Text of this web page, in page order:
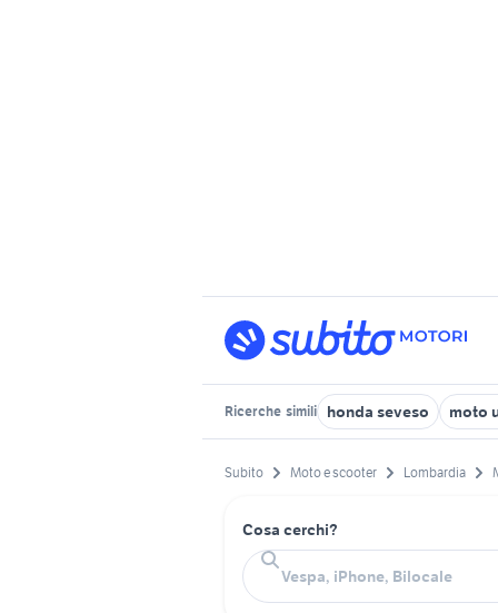
Ricerche simili honda seveso moto
Subito Moto e scooter Lombardia
Cosa cerchi?